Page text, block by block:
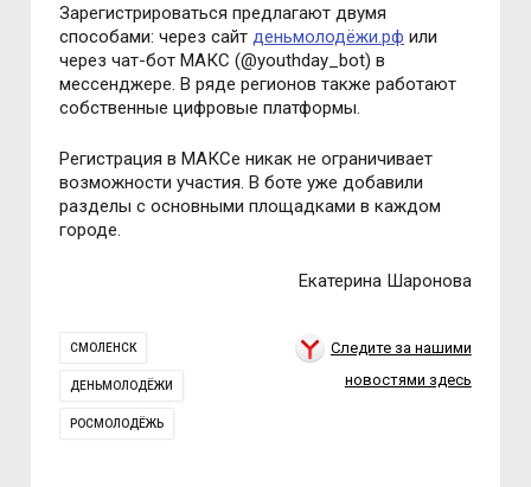
Зарегистрироваться предлагают двумя
способами: через сайтденьмолодёжи.рф или
через чат-бот МАКС (@youthday_bot) в
мессенджере. В ряде регионов также работают
собственные цифровые платформы.
Регистрация в МАКСе никак не ограничивает
возможности участия. В боте уже добавили
разделы с основными площадками в каждом
городе.
Екатерина Шаронова
СМОЛЕНСК
ДЕНЬМОЛОДЁЖИ
РОСМОЛОДЁЖЬ
Следите за нашими
новостями здесь